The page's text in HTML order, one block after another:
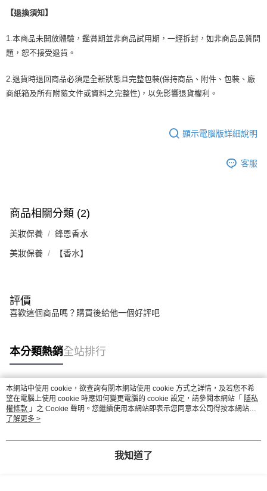
【退換須知】
1.本商品未開放體驗，鑑賞期並非商品試用期，一經拆封，如非商品品質問
題，恕不接受退貨。
2.退貨時退回商品必須是全新狀態且完整包裝(保持商品、附件、包裝、廠
商紙箱及所有附隨文件或資料之完整性)，以免影響退貨權利。
顯示電腦版詳細說明
客服
商品相關分類 (2)
美妝保養 鋒恩香水
美妝保養 【香水】
評價
喜歡這個商品嗎？購買後給他一個好評吧
本分類熱銷全站排行
熱門標籤
本網站中使用 cookie，欲查詢有關本網站使用 cookie 方式之詳情，及若您不希
望在電腦上使用 cookie 時應如何變更電腦的 cookie 設定，請參閱本網站「 隱私
權條款 」之 Cookie 聲明。您繼續使用本網站即表示您同意本公司得按本網站使
用條款之 Cookie 聲明使用 cookie。
了解更多 >
我知道了